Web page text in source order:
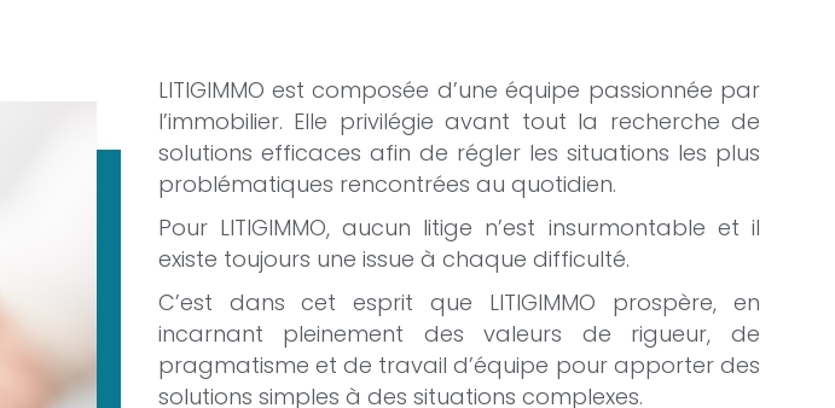
LITIGIMMO est composée d’une équipe passionnée par
l’immobilier. Elle privilégie avant tout la recherche de
solutions efficaces afin de régler les situations les plus
problématiques rencontrées au quotidien.
Pour LITIGIMMO, aucun litige n’est insurmontable et il
existe toujours une issue à chaque difficulté.
C’est dans cet esprit que LITIGIMMO prospère, en
incarnant pleinement des valeurs de rigueur, de
pragmatisme et de travail d’équipe pour apporter des
solutions simples à des situations complexes.